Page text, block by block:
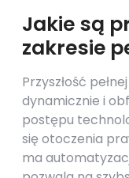
Jakie są
zakresie
Przyszłość
dynamicznie i
postępu
się otoczenia
ma